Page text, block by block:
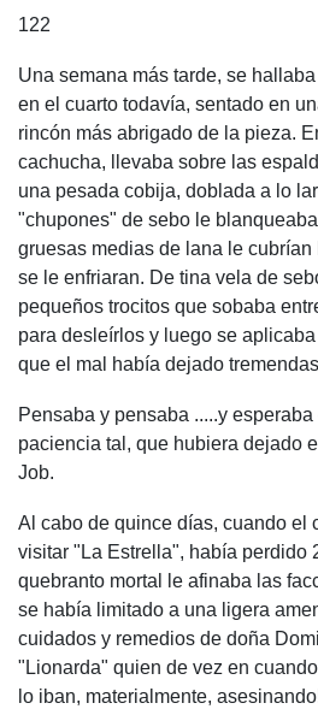
122
Una semana más tarde, se
en el cuarto todavía, sentado en
rincón más abrigado de la pieza.
cachucha, llevaba sobre las
una pesada cobija, doblada a lo
"chupones" de sebo le
gruesas medias de lana le
se le enfriaran. De tina vela de
pequeños trocitos que sobaba
para desleírlos y luego se
que el mal había dejado
Pensaba y pensaba .....y
paciencia tal, que hubiera dejado
Job.
Al cabo de quince días, cuando el
visitar "La Estrella", había perdido
quebranto mortal le afinaba las
se había limitado a una ligera
cuidados y remedios de doña
"Lionarda" quien de vez en
lo iban, materialmente,